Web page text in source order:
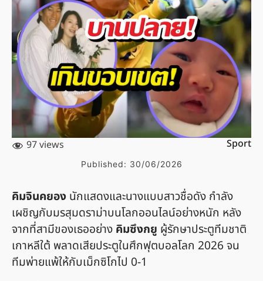
97 views Sport
Published: 30/06/2026
คิมจินคยอง นักแสดงและนางแบบสาวชื่อดัง กำลัง
เผชิญกับมรสุมดราม่าบนโลกออนไลน์อย่างหนัก หลัง
จากที่สามีของเธออย่าง คิมซึงกยู ผู้รักษาประตูทีมชาติ
เกาหลีใต้ พลาดเสียประตูในศึกฟุตบอลโลก 2026 จน
ทีมพ่ายแพ้ให้กับเม็กซิโกไป 0-1